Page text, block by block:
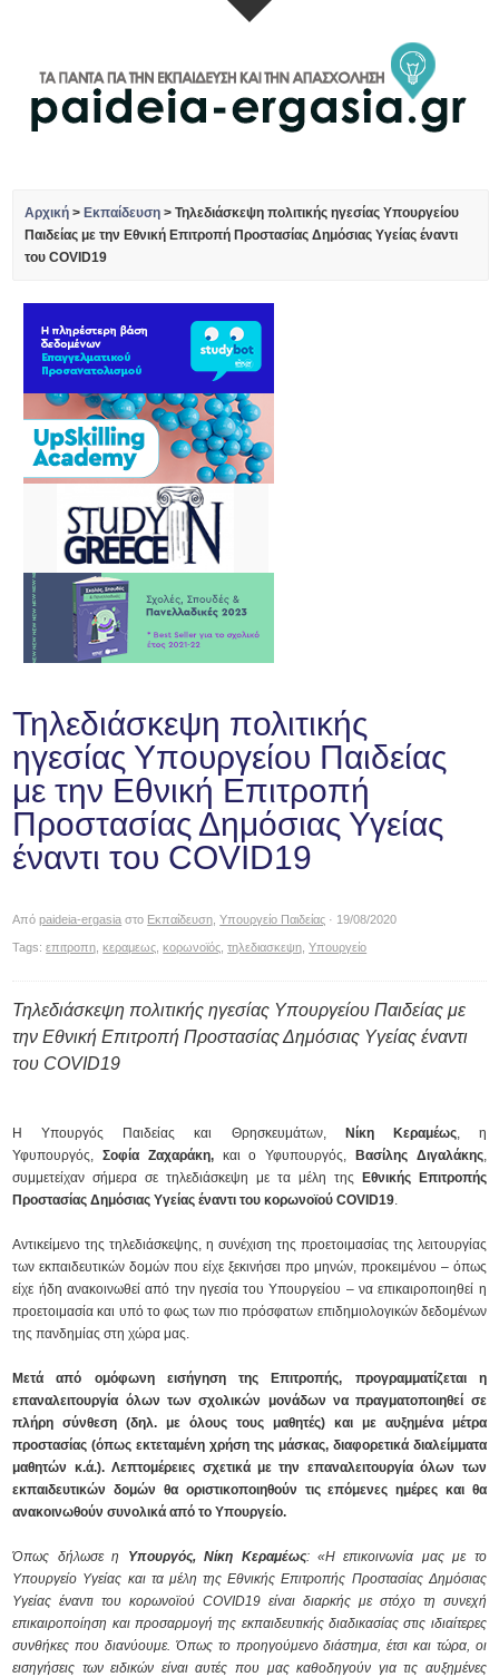
Αρχική > Εκπαίδευση >Τηλεδιάσκεψη πολιτικής ηγεσίας Υπουργείου
Παιδείας με την Εθνική Επιτροπή Προστασίας Δημόσιας Υγείας έναντι
του COVID19
Τηλεδιάσκεψη πολιτικής
ηγεσίας Υπουργείου Παιδείας
με την Εθνική Επιτροπή
Προστασίας Δημόσιας Υγείας
έναντι του COVID19
Απόpaideia-ergasia στο Εκπαίδευση ,Υπουργείο Παιδείας · 19/08/2020
Tags:επιτροπη ,κεραμεως ,κορωνοϊός ,τηλεδιασκεψη ,Υπουργείο
Τηλεδιάσκεψη πολιτικής ηγεσίας Υπουργείου Παιδείας με
την Εθνική Επιτροπή Προστασίας Δημόσιας Υγείας έναντι
του COVID19
Η Υπουργός Παιδείας και Θρησκευμάτων, Νίκη Κεραμέως, η
Υφυπουργός,Σοφία Ζαχαράκη,και ο Υφυπουργός, Βασίλης Διγαλάκης,
συμμετείχαν σήμερα σε τηλεδιάσκεψη με τα μέλη της
Εθνικής Επιτροπής
Προστασίας Δημόσιας Υγείας έναντι του κορωνοϊού COVID19.
Αντικείμενο της τηλεδιάσκεψης, η συνέχιση της προετοιμασίας της λειτουργίας
των εκπαιδευτικών δομών που είχε ξεκινήσει προ μηνών, προκειμένου – όπως
είχε ήδη ανακοινωθεί από την ηγεσία του Υπουργείου – να επικαιροποιηθεί η
προετοιμασία και υπό το φως των πιο πρόσφατων επιδημιολογικών δεδομένων
της πανδημίας στη χώρα μας.
Μετά από ομόφωνη εισήγηση της Επιτροπής, προγραμματίζεται η
επαναλειτουργία όλων των σχολικών μονάδων να πραγματοποιηθεί σε
πλήρη σύνθεση (δηλ. με όλους τους μαθητές) και με αυξημένα μέτρα
προστασίας (όπως εκτεταμένη χρήση της μάσκας, διαφορετικά διαλείμματα
μαθητών κ.ά.). Λεπτομέρειες σχετικά με την επαναλειτουργία όλων των
εκπαιδευτικών δομών θα οριστικοποιηθούν τις επόμενες ημέρες και θα
ανακοινωθούν συνολικά από το Υπουργείο.
Όπως δήλωσε η Υπουργός, Νίκη Κεραμέως: «Η επικοινωνία μας με το
Υπουργείο Υγείας και τα μέλη τηςΕθνικής Επιτροπής Προστασίας Δημόσιας
Υγείας έναντι του κορωνοϊού COVID19 είναι διαρκής με στόχο τη συνεχή
επικαιροποίηση και προσαρμογή της εκπαιδευτικής διαδικασίας στις ιδιαίτερες
συνθήκες που διανύουμε. Όπως το προηγούμενο διάστημα, έτσι και τώρα, οι
εισηγήσεις των ειδικών είναι αυτές που μας καθοδηγούν για τις αυξημένες